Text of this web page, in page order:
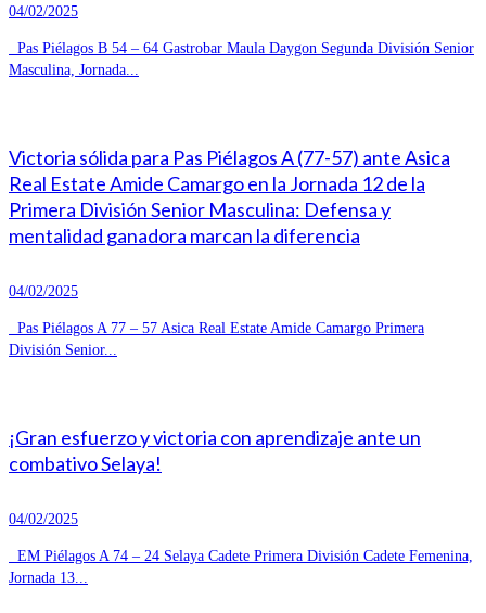
04/02/2025
Pas Piélagos B 54 – 64 Gastrobar Maula Daygon Segunda División Senior
Masculina, Jornada...
Victoria sólida para Pas Piélagos A (77-57) ante Asica
Real Estate Amide Camargo en la Jornada 12 de la
Primera División Senior Masculina: Defensa y
mentalidad ganadora marcan la diferencia
04/02/2025
Pas Piélagos A 77 – 57 Asica Real Estate Amide Camargo Primera
División Senior...
¡Gran esfuerzo y victoria con aprendizaje ante un
combativo Selaya!
04/02/2025
EM Piélagos A 74 – 24 Selaya Cadete Primera División Cadete Femenina,
Jornada 13...